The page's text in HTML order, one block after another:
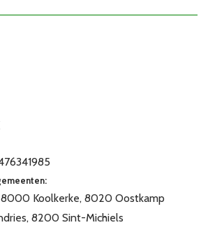
8000 Koolkerke 8020 Oostkamp
8200 Sint-Michiels